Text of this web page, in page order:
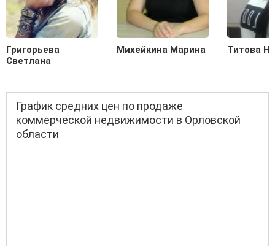
Григорьева
Светлана
Михейкина Марина Титова
График средних цен по продаже
коммерческой недвижимости в Орловской
области